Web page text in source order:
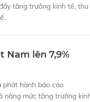
tăng trưởng kinh tế, thu
Nam lên 7,9%
phát hành báo cáo
nâng mức tăng trưởng